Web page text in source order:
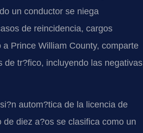
un conductor se niega
de reincidencia, cargos
Prince William County, comparte
tr?fico, incluyendo las negativas
autom?tica de la licencia de
diez a?os se clasifica como un